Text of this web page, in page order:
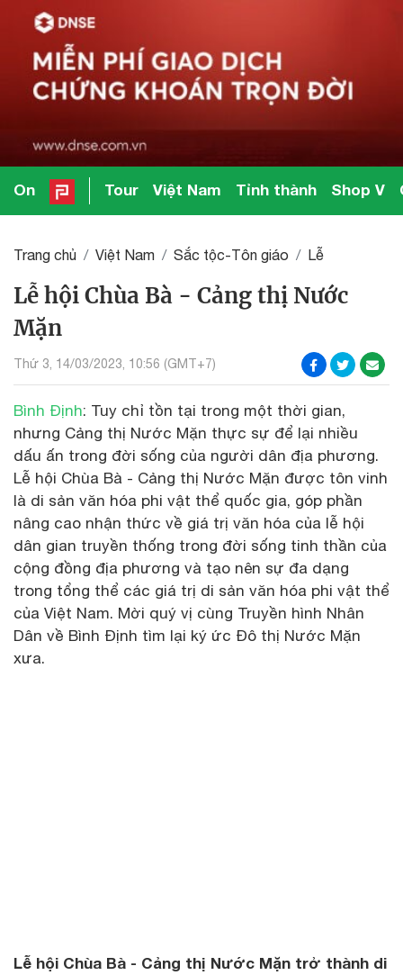
On Tour Việt Nam Tỉnh thành Shop V
Trang chủ Việt Nam Sắc tộc-Tôn giáo Lễ
Lễ hội Chùa Bà - Cảng thị Nước
Mặn
Thứ 3, 14/03/2023, 10:56 (GMT+7)
Bình Định: Tuy chỉ tồn tại trong một thời gian,
nhưng Cảng thị Nước Mặn thực sự để lại nhiều
dấu ấn trong đời sống của người dân địa phương.
Lễ hội Chùa Bà - Cảng thị Nước Mặn được tôn vinh
là di sản văn hóa phi vật thể quốc gia, góp phần
nâng cao nhận thức về giá trị văn hóa của lễ hội
dân gian truyền thống trong đời sống tinh thần của
cộng đồng địa phương và tạo nên sự đa dạng
trong tổng thể các giá trị di sản văn hóa phi vật thể
của Việt Nam. Mời quý vị cùng Truyền hình Nhân
Dân về Bình Định tìm lại ký ức Đô thị Nước Mặn
xưa.
Lễ hội Chùa Bà - Cảng thị Nước Mặn trở thành di